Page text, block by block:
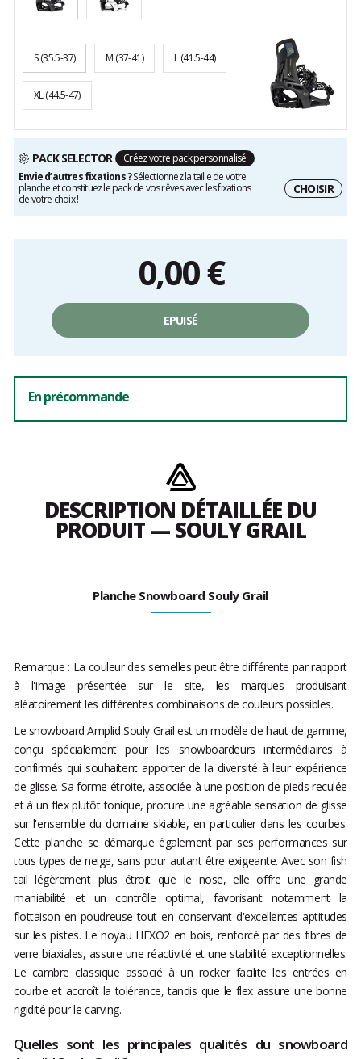
S(35.5-37) M (37-41) L(41.5-44)
XL(44.5-47)
PACK SELECTOR
Créez votre pack personnalisé
Envie d’autres fixations ?Sélectionnez la taille de votre
planche et constituez le pack de vos rêves avec les fixations
de votre choix !
CHOISIR
0,00€
EPUISÉ
En précommande
DESCRIPTION DÉTAILLÉE DU
PRODUIT — SOULY GRAIL
Planche Snowboard Souly Grail
Remarque : La couleur des semelles peut être différente par rapport
à l'image présentée sur le site, les marques produisant
aléatoirement les différentes combinaisons de couleurs possibles.
Le snowboard Amplid Souly Grail est un modèle de haut de gamme,
conçu spécialement pour les snowboardeurs intermédiaires à
confirmés qui souhaitent apporter de la diversité à leur expérience
de glisse. Sa forme étroite, associée à une position de pieds reculée
et à un flex plutôt tonique, procure une agréable sensation de glisse
sur l'ensemble du domaine skiable, en particulier dans les courbes.
Cette planche se démarque également par ses performances sur
tous types de neige, sans pour autant être exigeante. Avec son fish
tail légèrement plus étroit que le nose, elle offre une grande
maniabilité et un contrôle optimal, favorisant notamment la
flottaison en poudreuse tout en conservant d'excellentes aptitudes
sur les pistes. Le noyau HEXO2 en bois, renforcé par des fibres de
verre biaxiales, assure une réactivité et une stabilité exceptionnelles.
Le cambre classique associé à un rocker facilite les entrées en
courbe et accroît la tolérance, tandis que le flex assure une bonne
rigidité pour le carving.
Quelles sont les principales qualités du snowboard